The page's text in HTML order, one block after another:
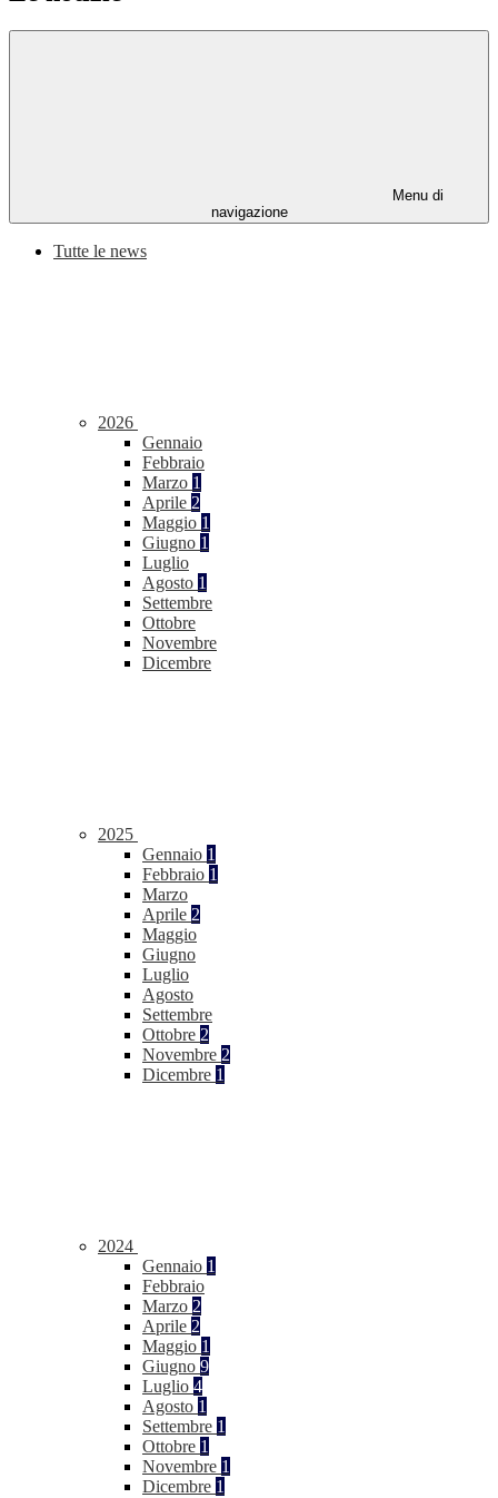
Menu di
navigazione
Tutte le news
2026
Gennaio
Febbraio
Marzo 1
Aprile 2
Maggio 1
Giugno 1
Luglio
Agosto 1
Settembre
Ottobre
Novembre
Dicembre
2025
Gennaio 1
Febbraio 1
Marzo
Aprile 2
Maggio
Giugno
Luglio
Agosto
Settembre
Ottobre 2
Novembre 2
Dicembre 1
2024
Gennaio 1
Febbraio
Marzo 2
Aprile 2
Maggio 1
Giugno 9
Luglio 4
Agosto 1
Settembre 1
Ottobre 1
Novembre 1
Dicembre 1